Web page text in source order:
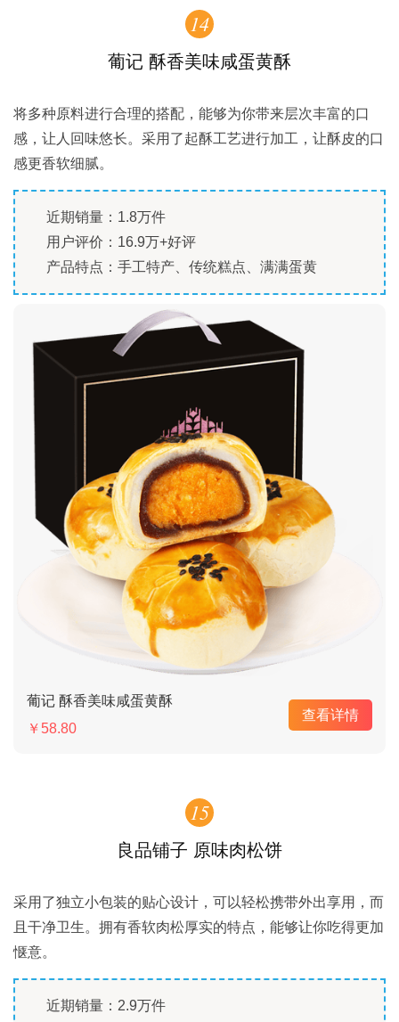
14
葡记 酥香美味咸蛋黄酥
将多种原料进行合理的搭配，能够为你带来层次丰富的口
感，让人回味悠长。采用了起酥工艺进行加工，让酥皮的口
感更香软细腻。
近期销量：1.8万件
用户评价：16.9万+好评
产品特点：手工特产、传统糕点、满满蛋黄
葡记 酥香美味咸蛋黄酥
￥58.80
查看详情
15
良品铺子 原味肉松饼
采用了独立小包装的贴心设计，可以轻松携带外出享用，而
且干净卫生。拥有香软肉松厚实的特点，能够让你吃得更加
惬意。
近期销量：2.9万件